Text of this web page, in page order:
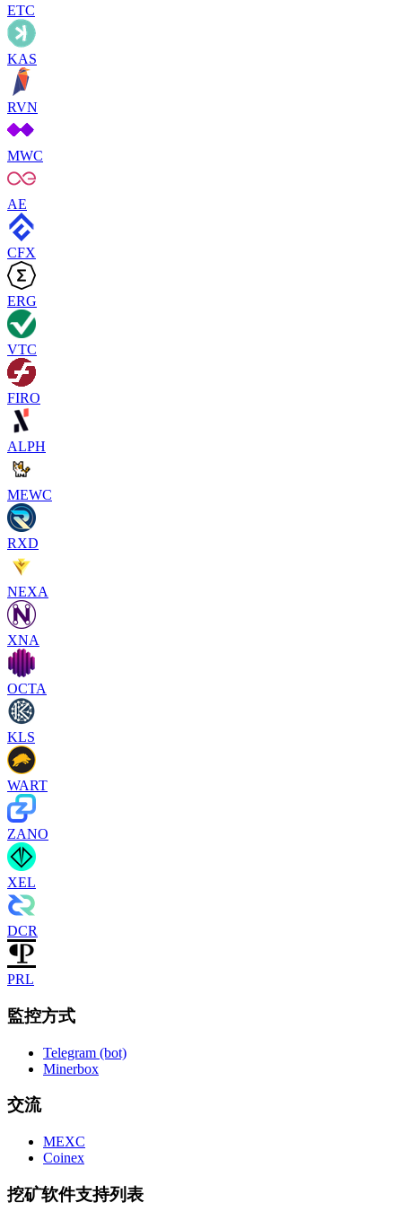
ETC
KAS
RVN
MWC
AE
CFX
ERG
VTC
FIRO
ALPH
MEWC
RXD
NEXA
XNA
OCTA
KLS
WART
ZANO
XEL
DCR
PRL
監控方式
Telegram (bot)
Minerbox
交流
MEXC
Coinex
挖矿软件支持列表